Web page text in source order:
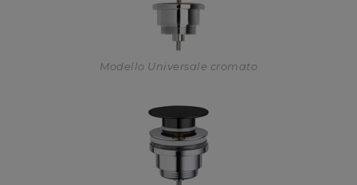
Modello Universale cromato